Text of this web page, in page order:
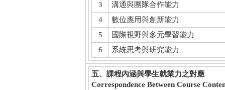
3
溝通與團隊合作能力
4
數位應用與創新能力
5
國際視野與多元學習能力
6
系統思考與研究能力
五、課程內涵與學生就業力之對應
Correspondence Between Course